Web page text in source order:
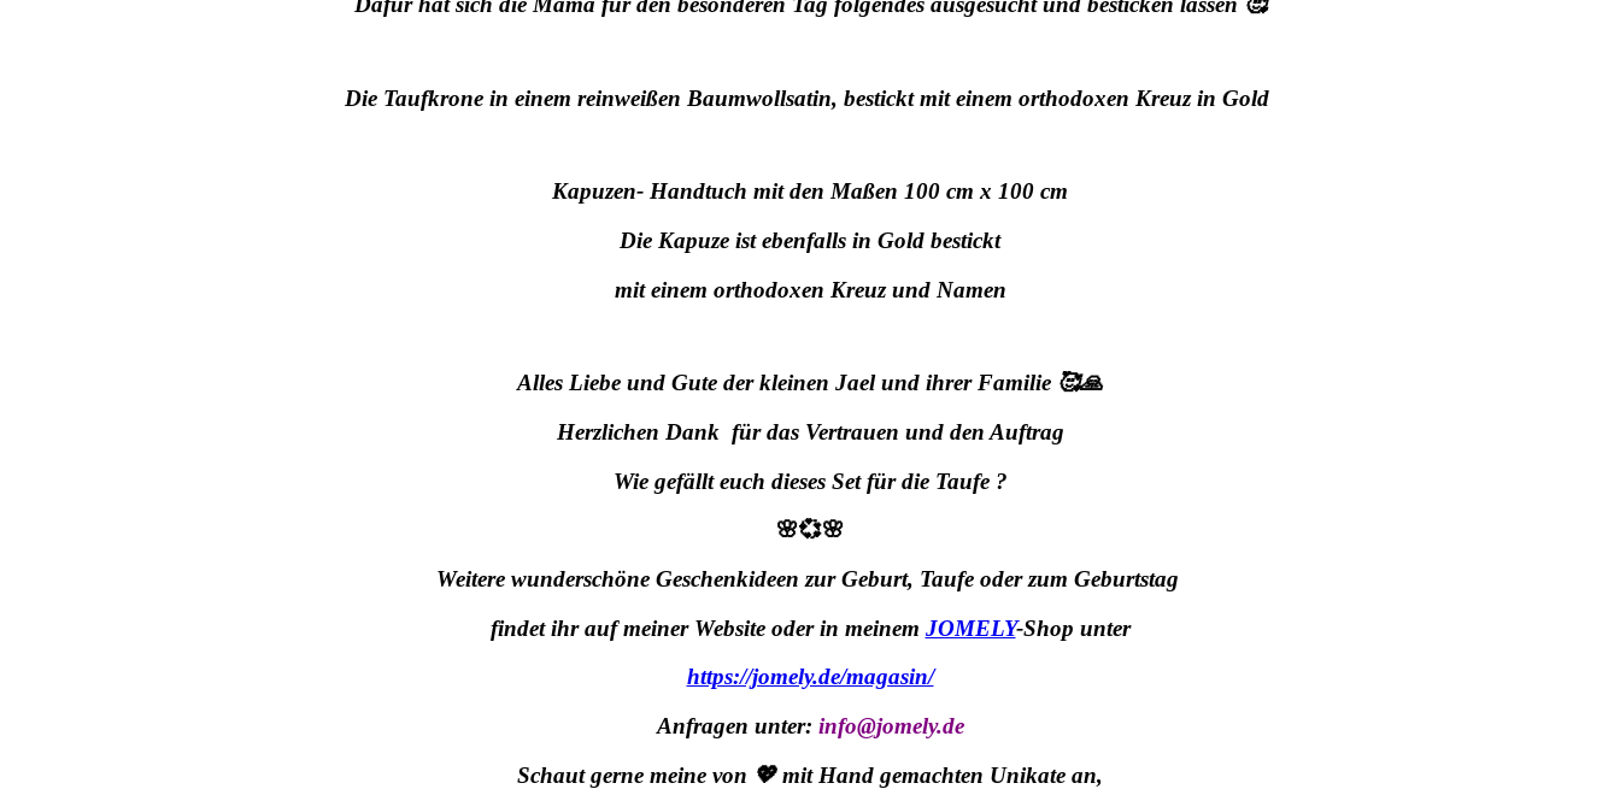
Die Taufkrone in einem reinweißen Baumwollsatin, bestickt mit einem orthodoxen Kreuz in Gold
Kapuzen- Handtuch mit den Maßen 100 cm x 100 cm
Die Kapuze ist ebenfalls in Gold bestickt
mit einem orthodoxen Kreuz und Namen
Alles Liebe und Gute der kleinen Jael und ihrer Familie 🥰🙏
Herzlichen Dank für das Vertrauen und den Auftrag
Wie gefällt euch dieses Set für die Taufe ?
🌸💞🌸
Weitere wunderschöne Geschenkideen zur Geburt, Taufe oder zum Geburtstag
findet ihr auf meiner Website oder in meinem JOMELY-Shop unter
https://jomely.de/magasin/
Anfragen unter: info@jomely.de
Schaut gerne meine von 💖 mit Hand gemachten Unikate an,